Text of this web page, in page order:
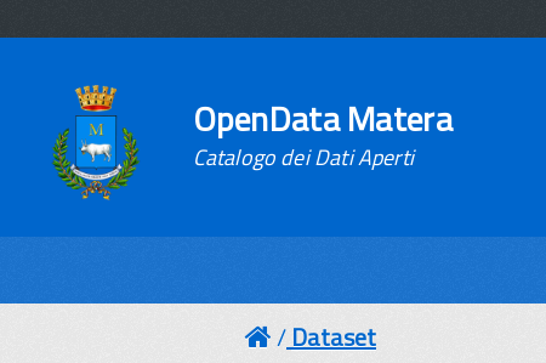
OpenData Matera
Catalogo dei Dati Aperti
Dataset